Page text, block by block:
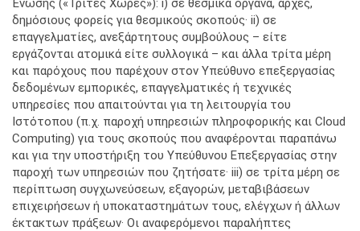
Ένωσης («Τρίτες Χώρες»): i) σε θεσμικά όργανα, αρχές,
δημόσιους φορείς για θεσμικούς σκοπούς· ii) σε
επαγγελματίες, ανεξάρτητους συμβούλους – είτε
εργάζονται ατομικά είτε συλλογικά – και άλλα τρίτα μέρη
και παρόχους που παρέχουν στον Υπεύθυνο επεξεργασίας
δεδομένων εμπορικές, επαγγελματικές ή τεχνικές
υπηρεσίες που απαιτούνται για τη λειτουργία του
Ιστότοπου (π.χ. παροχή υπηρεσιών πληροφορικής και Cloud
Computing) για τους σκοπούς που αναφέρονται παραπάνω
και για την υποστήριξη του Υπεύθυνου Επεξεργασίας στην
παροχή των υπηρεσιών που ζητήσατε· iii) σε τρίτα μέρη σε
περίπτωση συγχωνεύσεων, εξαγορών, μεταβιβάσεων
επιχειρήσεων ή υποκαταστημάτων τους, ελέγχων ή άλλων
έκτακτων πράξεων· Οι αναφερόμενοι παραλήπτες